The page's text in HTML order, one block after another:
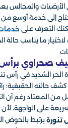
الأرضيات والمجالس
إلى خدمة أوسع
التعرف على
لاختيار ما يناسب حالة
صحراوي برأس
الشديد في رأس
حالته الحقيقية؛
من المعتاد رغم أن
على الواجهة، لأن
تنورة يرتبط بالحوض